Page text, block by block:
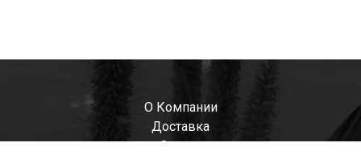
О Компании
Доставка
Оплата